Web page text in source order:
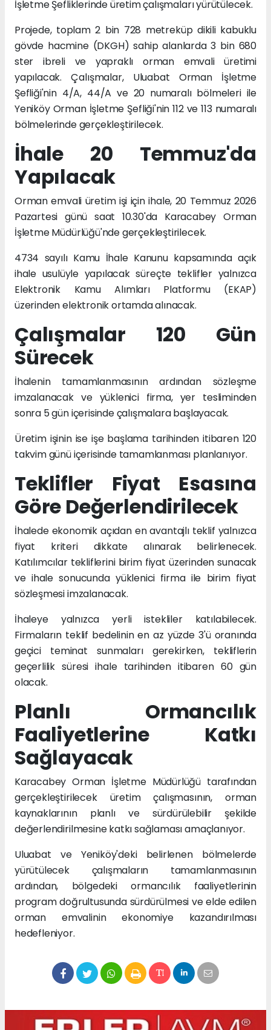
İşletme Şefliklerinde üretim çalışmaları yürütülecek.
Projede, toplam 2 bin 728 metreküp dikili kabuklu
gövde hacmine (DKGH) sahip alanlarda 3 bin 680
ster ibreli ve yapraklı orman emvali üretimi
yapılacak. Çalışmalar, Uluabat Orman İşletme
Şefliği'nin 4/A, 44/A ve 20 numaralı bölmeleri ile
Yeniköy Orman İşletme Şefliği'nin 112 ve 113 numaralı
bölmelerinde gerçekleştirilecek.
İhale 20 Temmuz'da
Yapılacak
Orman emvali üretim işi için ihale, 20 Temmuz 2026
Pazartesi günü saat 10.30'da Karacabey Orman
İşletme Müdürlüğü'nde gerçekleştirilecek.
4734 sayılı Kamu İhale Kanunu kapsamında açık
ihale usulüyle yapılacak süreçte teklifler yalnızca
Elektronik Kamu Alımları Platformu (EKAP)
üzerinden elektronik ortamda alınacak.
Çalışmalar 120 Gün
Sürecek
İhalenin tamamlanmasının ardından sözleşme
imzalanacak ve yüklenici firma, yer tesliminden
sonra 5 gün içerisinde çalışmalara başlayacak.
Üretim işinin ise işe başlama tarihinden itibaren 120
takvim günü içerisinde tamamlanması planlanıyor.
Teklifler Fiyat Esasına
Göre Değerlendirilecek
İhalede ekonomik açıdan en avantajlı teklif yalnızca
fiyat kriteri dikkate alınarak belirlenecek.
Katılımcılar tekliflerini birim fiyat üzerinden sunacak
ve ihale sonucunda yüklenici firma ile birim fiyat
sözleşmesi imzalanacak.
İhaleye yalnızca yerli istekliler katılabilecek.
Firmaların teklif bedelinin en az yüzde 3'ü oranında
geçici teminat sunmaları gerekirken, tekliflerin
geçerlilik süresi ihale tarihinden itibaren 60 gün
olacak.
Planlı Ormancılık
Faaliyetlerine Katkı
Sağlayacak
Karacabey Orman İşletme Müdürlüğü tarafından
gerçekleştirilecek üretim çalışmasının, orman
kaynaklarının planlı ve sürdürülebilir şekilde
değerlendirilmesine katkı sağlaması amaçlanıyor.
Uluabat ve Yeniköy'deki belirlenen bölmelerde
yürütülecek çalışmaların tamamlanmasının
ardından, bölgedeki ormancılık faaliyetlerinin
program doğrultusunda sürdürülmesi ve elde edilen
orman emvalinin ekonomiye kazandırılması
hedefleniyor.